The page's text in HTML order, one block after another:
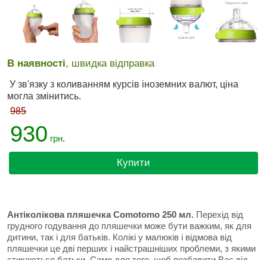
В наявності, швидка відправка
У зв'язку з коливанням курсів іноземних валют, ціна
могла змінитись.
985
930 грн.
Купити
Антіколікова пляшечка Comotomo 250 мл. Перехід від
грудного годування до пляшечки може бути важким, як для
дитини, так і для батьків. Колікі у малюків і відмова від
пляшечки це дві перших і найстрашніших проблеми, з якими